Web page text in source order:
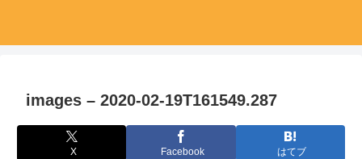
images – 2020-02-19T161549.287
X Facebook はてブ